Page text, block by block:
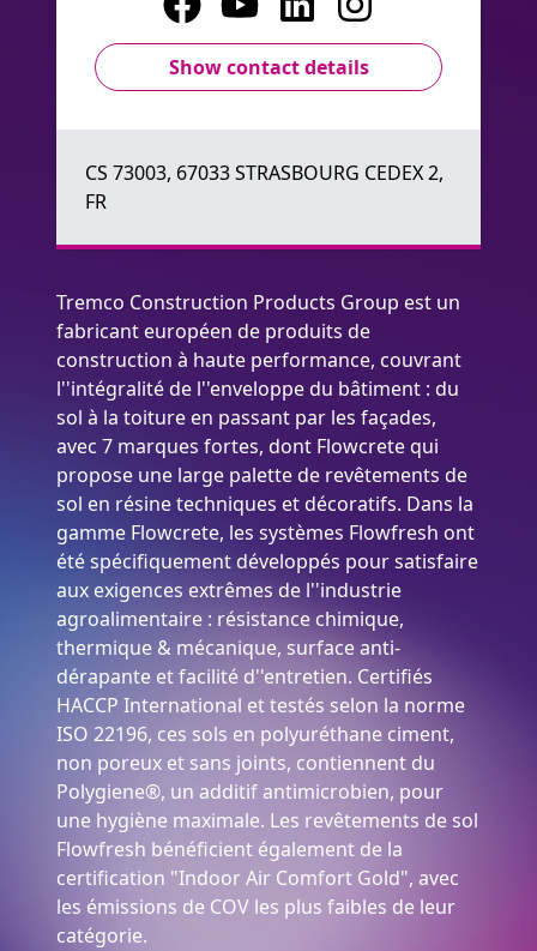
Show contact details
CS 73003, 67033 STRASBOURG CEDEX 2,
FR
Tremco Construction Products Group est un
fabricant européen de produits de
construction à haute performance, couvrant
l''intégralité de l''enveloppe du bâtiment : du
sol à la toiture en passant par les façades,
avec 7 marques fortes, dont Flowcrete qui
propose une large palette de revêtements de
sol en résine techniques et décoratifs. Dans la
gamme Flowcrete, les systèmes Flowfresh ont
été spécifiquement développés pour satisfaire
aux exigences extrêmes de l''industrie
agroalimentaire : résistance chimique,
thermique & mécanique, surface anti-
dérapante et facilité d''entretien. Certifiés
HACCP International et testés selon la norme
ISO 22196, ces sols en polyuréthane ciment,
non poreux et sans joints, contiennent du
Polygiene®, un additif antimicrobien, pour
une hygiène maximale. Les revêtements de sol
Flowfresh bénéficient également de la
certification "Indoor Air Comfort Gold", avec
les émissions de COV les plus faibles de leur
catégorie.